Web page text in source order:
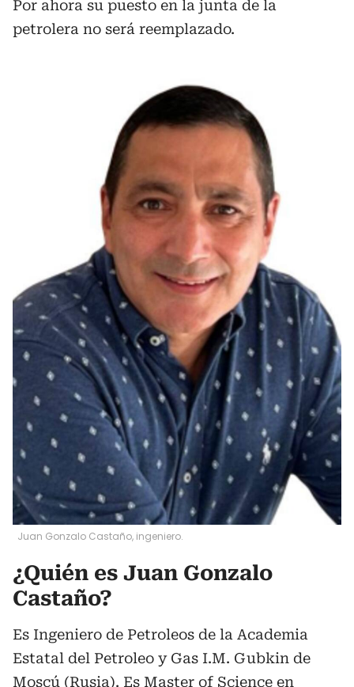
Por ahora su puesto en la junta de la
petrolera no será reemplazado.
Juan Gonzalo Castaño, ingeniero.
¿Quién es Juan Gonzalo
Castaño?
Es Ingeniero de Petroleos de la Academia
Estatal del Petroleo y Gas I.M. Gubkin de
Moscú (Rusia). Es Master of Science en